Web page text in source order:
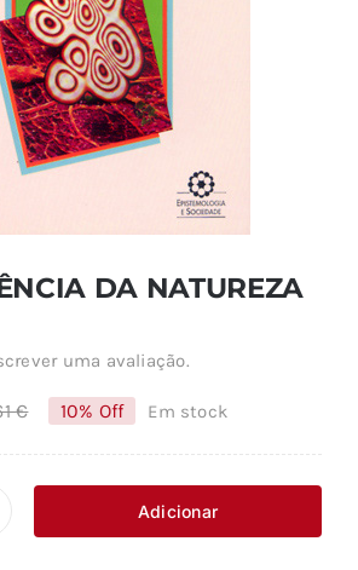
DA NATUREZA
uma avaliação.
€O
original
era:
O
é:
10% Off Em stock
Adicionar